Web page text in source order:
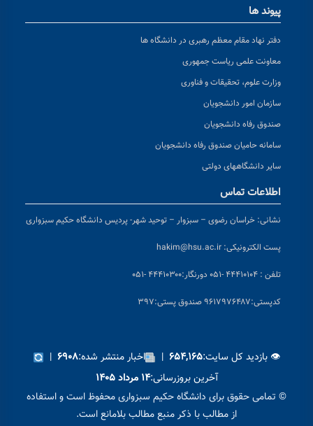
پیوند ها
دفتر نهاد مقام معظم رهبری در دانشگاه ها
معاونت علمی ریاست جمهوری
وزارت علوم، تحقیقات و فناوری
سازمان امور دانشجویان
صندوق رفاه دانشجویان
سامانه حامیان صندوق رفاه دانشجویان
سایر دانشگاههای دولتی
اطلاعات تماس
نشانی: خراسان رضوی – سبزوار – توحید شهر- پردیس دانشگاه حکیم سبزواری
پست الکترونیکی: hakim@hsu.ac.ir
تلفن : ۴۴۴۱۰۱۰۴ -۰۵۱ دورنگار:۴۴۴۱۰۳۰۰ -۰۵۱
کدپستی:۹۶۱۷۹۷۶۴۸۷ صندوق پستی:۳۹۷
👁 بازدید کل سایت:۶۵۴,۱۶۵ | اخبار منتشر شده:۶۹۰۸ |
آخرین بروزرسانی:۱۴ مرداد ۱۴۰۵
© تمامی حقوق برای دانشگاه حکیم سبزواری محفوظ است و استفاده
از مطالب با ذکر منبع مطالب بلامانع است.